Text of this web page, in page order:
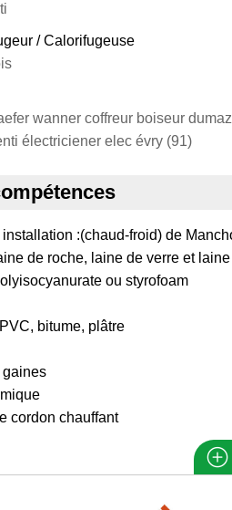
/ Calorifugeuse
wanner coffreur boiseur
électriciener elec évry (91)
installation :(chaud-froid) de
de roche, laine de verre et
ou styrofoam
bitume, plâtre
gaines
cordon chauffant